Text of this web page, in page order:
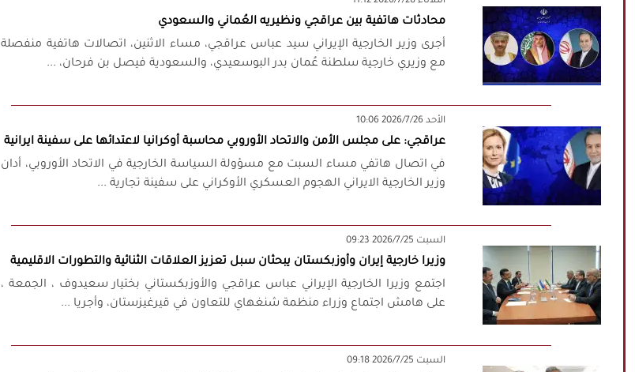
محادثات هاتفية بين عراقجي ونظيريه العُماني والسعودي
أجرى وزير الخارجية الإيراني سيد عباس عراقجي، مساء الاثنين، اتصالات هاتفية منفصلة
مع وزيري خارجية سلطنة عُمان بدر البوسعيدي، والسعودية فيصل بن فرحان، ...
‫‫الأحد‬‬ 2026/7/26 10:06
عراقجي: على مجلس الأمن والاتحاد الأوروبي محاسبة أوكرانيا لاعتدائها على سفينة ايرانية
في اتصال هاتفي مساء السبت مع مسؤولة السياسة الخارجية في الاتحاد الأوروبي، أدان
وزير الخارجية الايراني الهجوم العسكري الأوكراني على سفينة تجارية ...
‫السبت‬ 2026/7/25 09:23
وزيرا خارجية إيران وأوزبكستان يبحثان سبل تعزيز العلاقات الثنائية والتطورات الاقليمية
اجتمع وزيرا الخارجية الإيراني عباس عراقجي والأوزبكستاني بختيار سعيدوف ، الجمعة ،
على هامش اجتماع وزراء منظمة شنغهاي للتعاون في قيرغيزستان، وأجريا ...
‫السبت‬ 2026/7/25 09:18